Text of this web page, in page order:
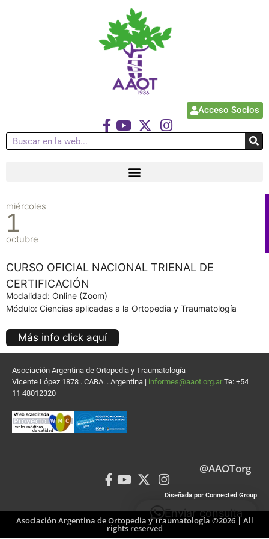
Acceso Socios
miércoles
1
octubre
CURSO OFICIAL NACIONAL TRIENAL DE
CERTIFICACIÓN
Modalidad: Online (Zoom)
Módulo: Ciencias aplicadas a la Ortopedia y Traumatología
Más info click aquí
Asociación Argentina de Ortopedia y Traumatología
Vicente López 1878 . CABA. . Argentina | informes@aaot.org.ar Te: +54
11 48012320
@AAOTorg
Diseñada por Connected Group
Asociación Argentina de Ortopedia y Traumatología ©2026 | All
rights reserved
Enviar consulta